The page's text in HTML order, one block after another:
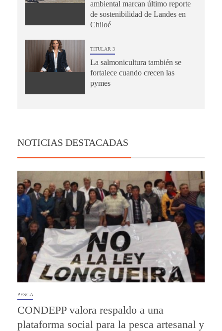
ambiental marcan último reporte
de sostenibilidad de Landes en
Chiloé
TITULAR 3
La salmonicultura también se
fortalece cuando crecen las
pymes
NOTICIAS DESTACADAS
PESCA
CONDEPP valora respaldo a una
plataforma social para la pesca artesanal y